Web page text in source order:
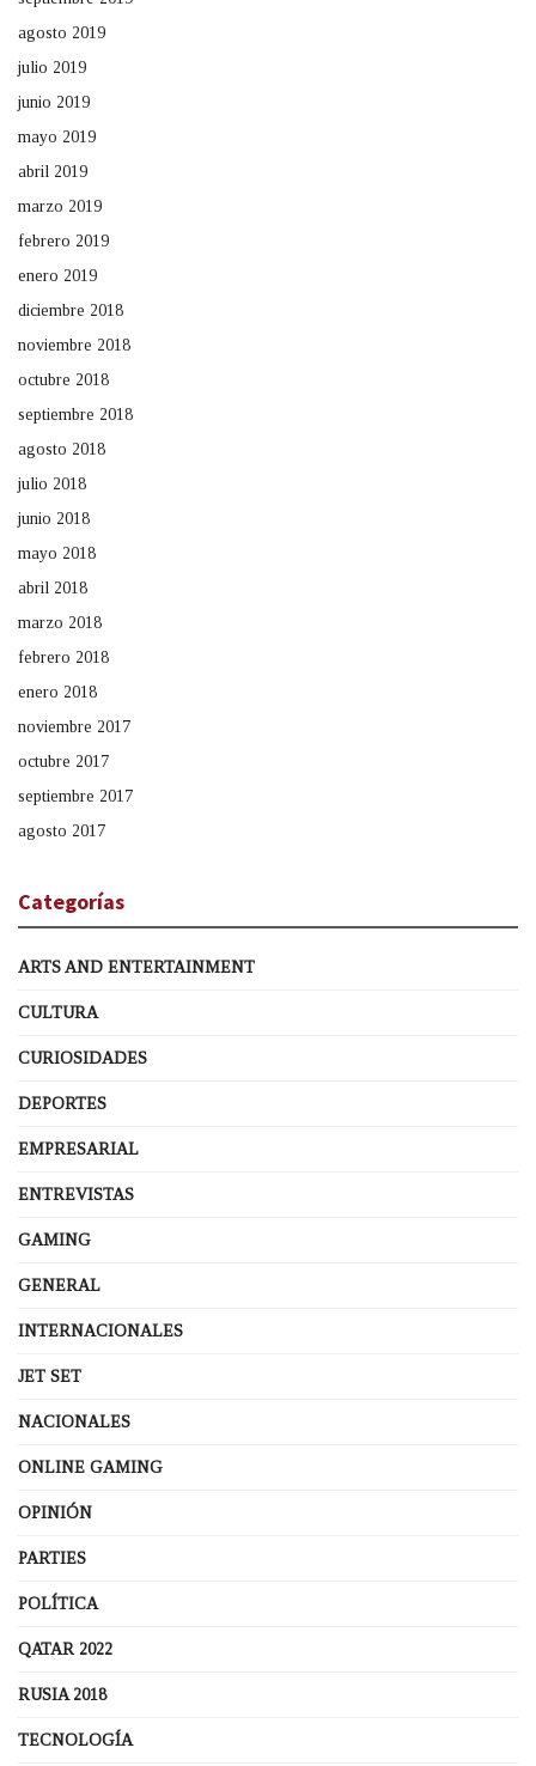
agosto 2019
julio 2019
junio 2019
mayo 2019
abril 2019
marzo 2019
febrero 2019
enero 2019
diciembre 2018
noviembre 2018
octubre 2018
septiembre 2018
agosto 2018
julio 2018
junio 2018
mayo 2018
abril 2018
marzo 2018
febrero 2018
enero 2018
noviembre 2017
octubre 2017
septiembre 2017
agosto 2017
Categorías
ARTS AND ENTERTAINMENT
CULTURA
CURIOSIDADES
DEPORTES
EMPRESARIAL
ENTREVISTAS
GAMING
GENERAL
INTERNACIONALES
JET SET
NACIONALES
ONLINE GAMING
OPINIÓN
PARTIES
POLÍTICA
QATAR 2022
RUSIA 2018
TECNOLOGÍA